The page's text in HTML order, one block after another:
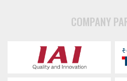
COMPANY